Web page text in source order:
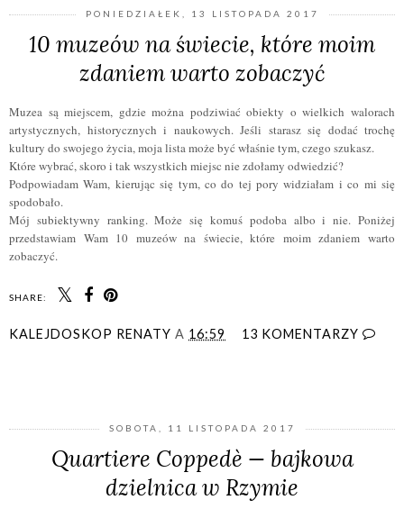
PONIEDZIAŁEK, 13 LISTOPADA 2017
10 muzeów na świecie, które moim
zdaniem warto zobaczyć
Muzea są miejscem, gdzie można podziwiać obiekty o wielkich walorach
artystycznych, historycznych i naukowych. Jeśli starasz się dodać trochę
kultury do swojego życia, moja lista może być właśnie tym, czego szukasz.
Które wybrać, skoro i tak wszystkich miejsc nie zdołamy odwiedzić?
Podpowiadam Wam, kierując się tym, co do tej pory widziałam i co mi się
spodobało.
Mój subiektywny ranking. Może się komuś podoba albo i nie. Poniżej
przedstawiam Wam 10 muzeów na świecie, które moim zdaniem warto
zobaczyć.
SHARE:
KALEJDOSKOP RENATY A 16:59 13 KOMENTARZY
SOBOTA, 11 LISTOPADA 2017
Quartiere Coppedè — bajkowa
dzielnica w Rzymie